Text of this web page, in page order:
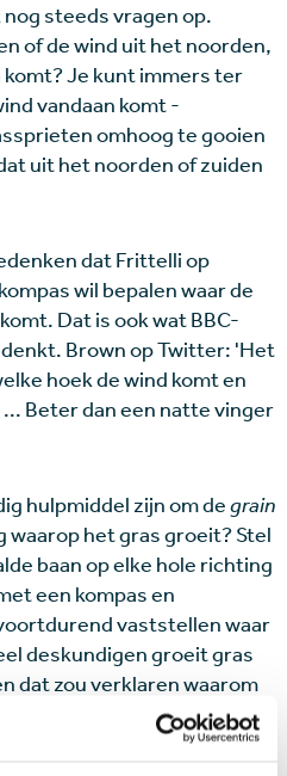
steeds vragen op.
of de wind uit het noorden,
Je kunt immers ter
vandaan komt -
omhoog te gooien
uit het noorden of zuiden
dat Frittelli op
wil bepalen waar de
Dat is ook wat BBC-
Brown op Twitter: 'Het
hoek de wind komt en
Beter dan een natte vinger
hulpmiddel zijn om degrain
het gras groeit? Stel
baan op elke hole richting
een kompas en
vaststellen waar
deskundigen groeit gras
dat zou verklaren waarom
speelt.